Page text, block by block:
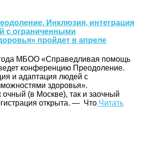
Инклюзия, интеграция
с ограниченными
пройдет в апреле
МБОО «Справедливая помощь
конференцию Преодоление.
и адаптация людей с
здоровья».
(в Москве), так и заочный
открыта. — Что Читать